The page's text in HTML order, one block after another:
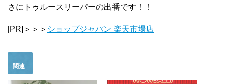
さにトゥルースリーパーの出番です！！
[PR]＞＞＞ ショップジャパン 楽天市場店
関連